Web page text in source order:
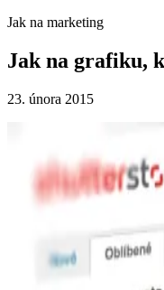
Jak na marketing
Jak na grafiku,
23. února 2015